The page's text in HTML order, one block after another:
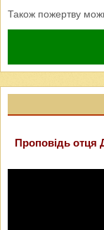
Також пожертву
Проповідь отця